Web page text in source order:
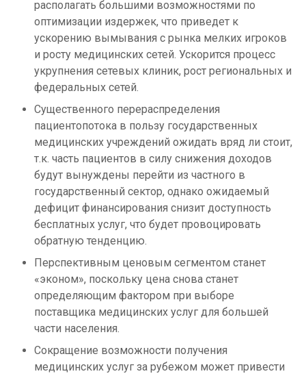
располагать большими возможностями по
оптимизации издержек, что приведет к
ускорению вымывания с рынка мелких игроков
и росту медицинских сетей. Ускорится процесс
укрупнения сетевых клиник, рост региональных и
федеральных сетей.
Существенного перераспределения
пациентопотока в пользу государственных
медицинских учреждений ожидать вряд ли стоит,
т.к. часть пациентов в силу снижения доходов
будут вынуждены перейти из частного в
государственный сектор, однако ожидаемый
дефицит финансирования снизит доступность
бесплатных услуг, что будет провоцировать
обратную тенденцию.
Перспективным ценовым сегментом станет
«эконом», поскольку цена снова станет
определяющим фактором при выборе
поставщика медицинских услуг для большей
части населения.
Сокращение возможности получения
медицинских услуг за рубежом может привести